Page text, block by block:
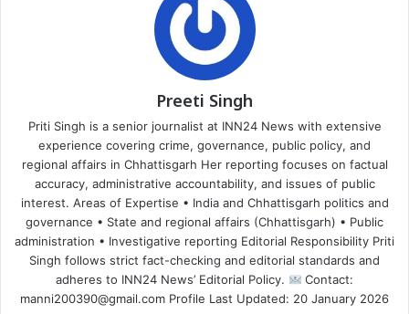
Preeti Singh
Priti Singh is a senior journalist at INN24 News with extensive
experience covering crime, governance, public policy, and
regional affairs in Chhattisgarh Her reporting focuses on factual
accuracy, administrative accountability, and issues of public
interest. Areas of Expertise • India and Chhattisgarh politics and
governance • State and regional affairs (Chhattisgarh) • Public
administration • Investigative reporting Editorial Responsibility Priti
Singh follows strict fact-checking and editorial standards and
adheres to INN24 News’ Editorial Policy.
Contact:
manni200390@gmail.com Profile Last Updated: 20 January 2026